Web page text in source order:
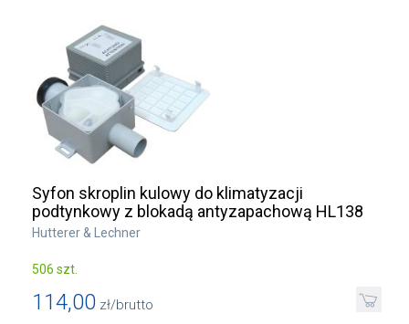
Syfon skroplin kulowy do klimatyzacji
podtynkowy z blokadą antyzapachową HL138
Hutterer & Lechner
506 szt.
114,00 zł/brutto